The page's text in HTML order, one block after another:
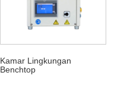
Kamar Lingkungan
Benchtop